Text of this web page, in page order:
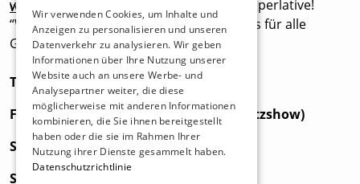
versprechen: „Das wird eine Show der Superlative!
“WONDERWORLD–ein einmaliges Ereignis für alle
Generationen.
TERMINE NEU-ULM
Freitag, 19.03.2027 um 20:00 Uhr (Zusatzshow)
Samstag, 20.03.2027 um 19:00 Uhr
Sonntag, 21.03.2027 um 11:00 Uhr
www.s-promotion.de
Wir verwenden Cookies, um Inhalte und
Anzeigen zu personalisieren und unseren
Datenverkehr zu analysieren. Wir geben
Informationen über Ihre Nutzung unserer
Website auch an unsere Werbe- und
Analysepartner weiter, die diese
möglicherweise mit anderen Informationen
kombinieren, die Sie ihnen bereitgestellt
haben oder die sie im Rahmen Ihrer
Nutzung ihrer Dienste gesammelt haben.
Datenschutzrichtlinie